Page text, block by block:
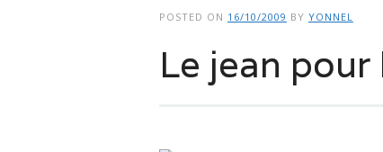
POSTED ON 16/10/2009 BY YONNEL
Le jean pour